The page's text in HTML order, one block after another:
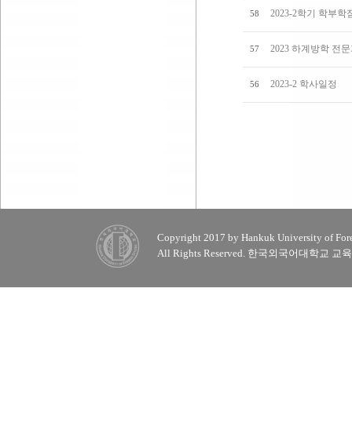
58 2023-2학기 학부
57 2023 하계방학 전
56 2023-2 학사일정
Copyright 2017 by Hankuk University of
All Rights Reserved. 한국외국어대학교 교